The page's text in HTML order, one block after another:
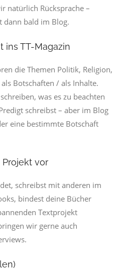
natürlich Rücksprache –
dann bald im Blog.
ins TT-Magazin
die Themen Politik, Religion,
Botschaften / als Inhalte.
was es zu beachten
schreibst – aber im Blog
eine bestimmte Botschaft
vor
schreibst mit anderen im
bindest deine Bücher
Textprojekt
wir gerne auch